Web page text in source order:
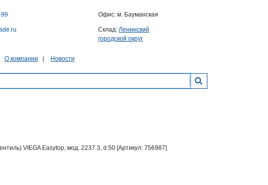
Офис: м. Бауманская
Склад: Ленинский
городской округ
О компании Новости
VIEGA Easytop, мод. 2237.3, d 50 [Артикул: 756987]